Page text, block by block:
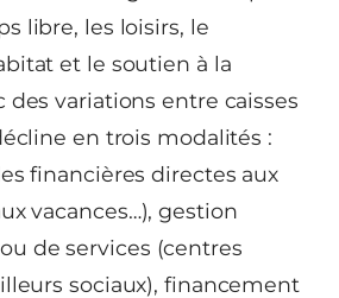
libre, les loisirs, le
et le soutien à la
des variations entre caisses
en trois modalités :
financières directes aux
vacances…), gestion
de services (centres
sociaux), financement